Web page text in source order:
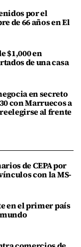
por el
de 66 años en El
$1,000 en
de una casa
en secreto
con Marruecos a
al frente
de CEPA por
con la MS-
en el primer país